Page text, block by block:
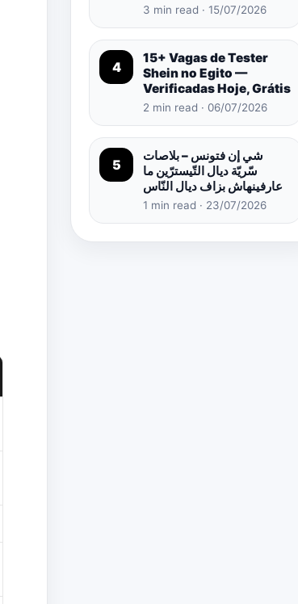
3 min read · 15/07/2026
4
15+ Vagas de Tester
Shein no Egito —
Verificadas Hoje, Grátis
2 min read · 06/07/2026
5
شي إن فتونس – بلاصات
سّريّة ديال التّيسترّين ما
عارفينهاش بزاف ديال النّاس
1 min read · 23/07/2026